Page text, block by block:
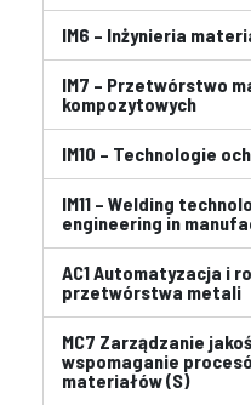
IM6 – Inżynieria
IM7 – Przetwórstwo
kompozytowych
IM10 – Technologie
IM11 – Welding
engineering in
AC1 Automatyzacja i
przetwórstwa metali
MC7 Zarządzanie
wspomaganie
materiałów (S)